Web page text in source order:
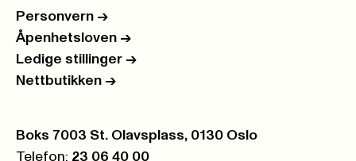
Personvern ->
Åpenhetsloven ->
Ledige stillinger ->
Nettbutikken ->
Postboks:
Boks 7003 St. Olavsplass, 0130 Oslo
Telefon: 23 06 40 00